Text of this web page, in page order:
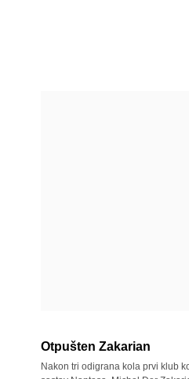
Otpušten Zakarian
Nakon tri odigrana kola prvi klub